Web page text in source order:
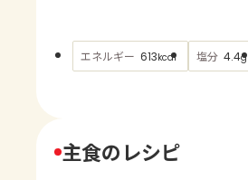
エネルギー 613kcal 塩分 4.4g
主食のレシピ